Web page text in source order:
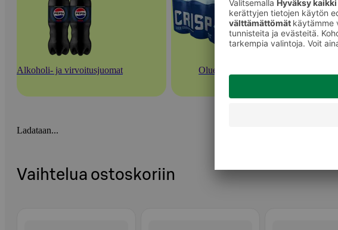
Alkoholi- ja virvoitusjuomat Oluet
Ladataan...
Vaihtelua ostoskoriin